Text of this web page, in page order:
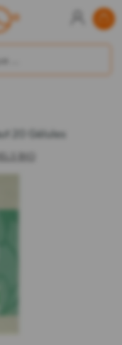
20 Gélules
BIO